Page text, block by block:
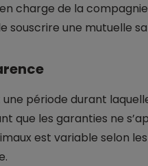
charge de la
souscrire une mutuelle
une période durant
que les garanties ne
est variable selon